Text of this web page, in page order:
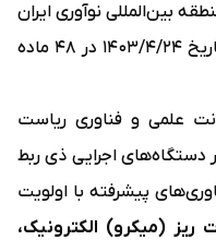
بین‌المللی نوآوری ایران
با محوریت پارک فناوری پردیس در تاریخ 1403/4/24 در 48 ماده
معاونت علمی و فناوری ریاست
اجرایی ذی ربط
پیشرفته با اولویت
ریز (میکرو) الکترونیک،